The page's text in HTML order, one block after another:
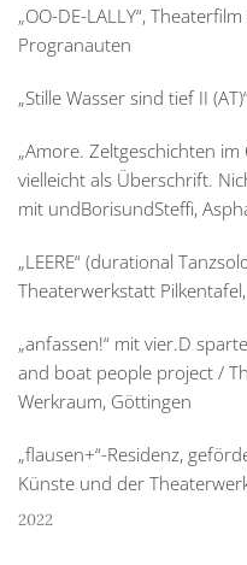
„OO-DE-LALLY“,
Progranauten
„Stille Wasser sind tief II
„Amore. Zeltgeschichten
vielleicht als Überschrift.
mit undBorisundSteffi,
„LEERE“ (durational
Theaterwerkstatt
„anfassen!“ mit vier.D
and boat people project /
Werkraum, Göttingen
„flausen+“-Residenz,
Künste und der
2022